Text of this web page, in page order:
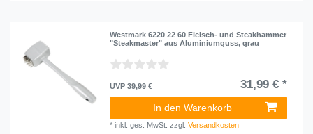
Westmark 6220 22 60 Fleisch- und Steakhammer
"Steakmaster" aus Aluminiumguss, grau
UVP 39,99 € 31,99 € *
In den Warenkorb
*inkl. ges. MwSt. zzgl.Versandkosten